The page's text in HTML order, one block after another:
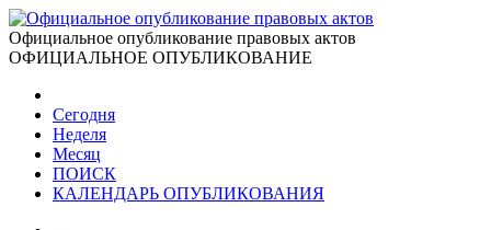
Официальное опубликование правовых актов
ОФИЦИАЛЬНОЕ ОПУБЛИКОВАНИЕ
Сегодня
Неделя
Месяц
ПОИСК
КАЛЕНДАРЬ ОПУБЛИКОВАНИЯ